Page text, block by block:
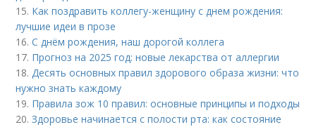
15. Как поздравить коллегу-женщину с днем рождения:
лучшие идеи в прозе
16.С днём рождения, наш дорогой коллега
17. Прогноз на 2025 год: новые лекарства от аллергии
18.Десять основных правил здорового образа жизни: что
нужно знать каждому
19. Правила зож 10 правил: основные принципы и подходы
20.Здоровье начинается с полости рта: как состояние